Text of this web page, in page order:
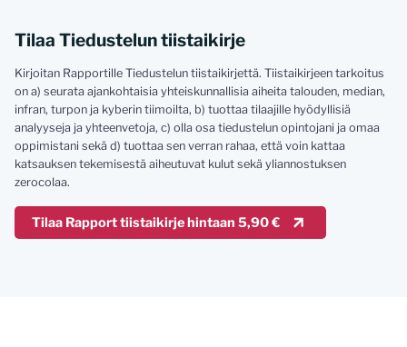
Tilaa Tiedustelun tiistaikirje
Kirjoitan Rapportille Tiedustelun tiistaikirjettä. Tiistaikirjeen tarkoitus
on a) seurata ajankohtaisia yhteiskunnallisia aiheita talouden, median,
infran, turpon ja kyberin tiimoilta, b) tuottaa tilaajille hyödyllisiä
analyyseja ja yhteenvetoja, c) olla osa tiedustelun opintojani ja omaa
oppimistani sekä d) tuottaa sen verran rahaa, että voin kattaa
katsauksen tekemisestä aiheutuvat kulut sekä yliannostuksen
zerocolaa.
Tilaa Rapport tiistaikirje hintaan 5,90 €